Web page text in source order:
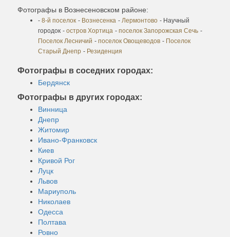
Фотографы в Вознесеновском районе:
- 8-й поселок - Вознесенка - Лермонтово - Научный
городок - остров Хортица - поселок Запорожская Сечь -
Поселок Лесничий - поселок Овощеводов - Поселок
Старый Днепр - Резиденция
Фотографы в соседних городах:
Бердянск
Фотографы в других городах:
Винница
Днепр
Житомир
Ивано-Франковск
Киев
Кривой Рог
Луцк
Львов
Мариуполь
Николаев
Одесса
Полтава
Ровно